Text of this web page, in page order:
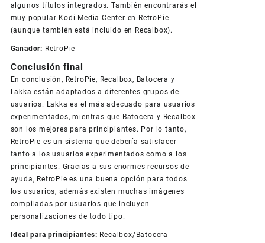
algunos títulos integrados. También encontrarás el
muy popular Kodi Media Center en RetroPie
(aunque también está incluido en Recalbox).
Ganador: RetroPie
Conclusión final
En conclusión, RetroPie, Recalbox, Batocera y
Lakka están adaptados a diferentes grupos de
usuarios. Lakka es el más adecuado para usuarios
experimentados, mientras que Batocera y Recalbox
son los mejores para principiantes. Por lo tanto,
RetroPie es un sistema que debería satisfacer
tanto a los usuarios experimentados como a los
principiantes. Gracias a sus enormes recursos de
ayuda, RetroPie es una buena opción para todos
los usuarios, además existen muchas imágenes
compiladas por usuarios que incluyen
personalizaciones de todo tipo.
Ideal para principiantes: Recalbox/Batocera